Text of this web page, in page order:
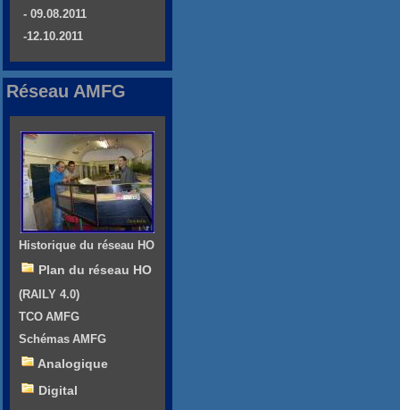
- 09.08.2011
-12.10.2011
Réseau AMFG
Historique du réseau HO
Plan du réseau HO
(RAILY 4.0)
TCO AMFG
Schémas AMFG
Analogique
Digital